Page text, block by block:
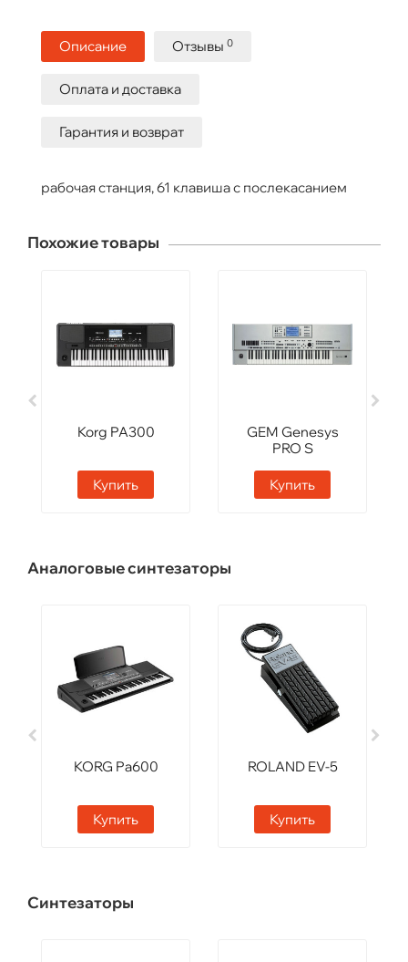
Описание Отзывы 0
Оплата и доставка
Гарантия и возврат
рабочая станция, 61 клавиша с послекасанием
Похожие товары
Korg PA300
Купить
GEM Genesys
PRO S
Купить
Аналоговые синтезаторы
KORG Pa600
Купить
ROLAND EV-5
Купить
Синтезаторы